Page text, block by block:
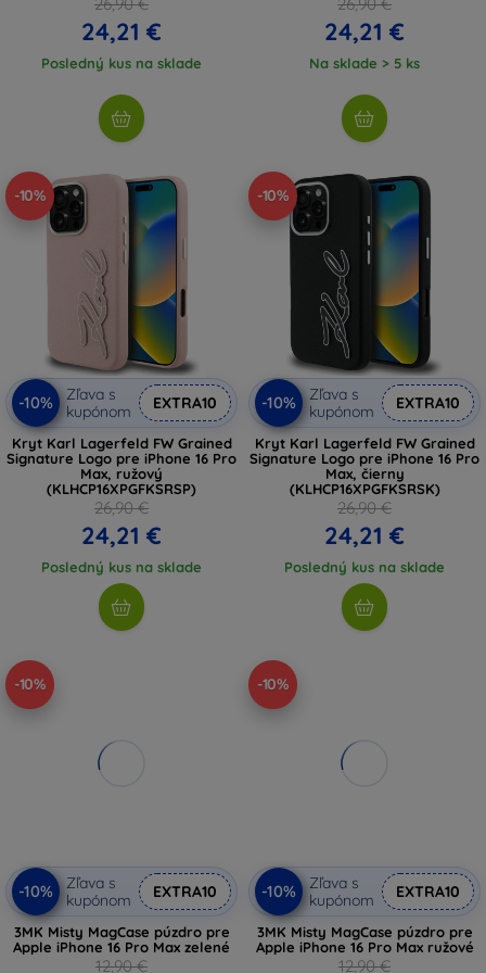
24,21 €
Posledný kus na sklade
24,21 €
Na sklade > 5 ks
-10%
-10%
Zľava s
kupónom
EXTRA10
Kryt Karl Lagerfeld FW Grained
Signature Logo pre iPhone 16 Pro
Max, ružový
(KLHCP16XPGFKSRSP)
26,90 €
24,21 €
Posledný kus na sklade
-10%
-10%
Zľava s
kupónom
EXTRA10
Kryt Karl Lagerfeld FW Grained
Signature Logo pre iPhone 16 Pro
Max, čierny
(KLHCP16XPGFKSRSK)
26,90 €
24,21 €
Posledný kus na sklade
-10%
-10%
Zľava s
kupónom
EXTRA10
3MK Misty MagCase púzdro pre
Apple iPhone 16 Pro Max zelené
12,90 €
-10%
-10%
Zľava s
kupónom
EXTRA10
3MK Misty MagCase púzdro pre
Apple iPhone 16 Pro Max ružové
12,90 €